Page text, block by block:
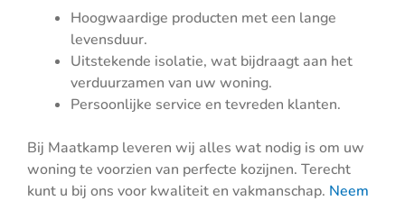
Hoogwaardige producten met een lange
levensduur.
Uitstekende isolatie, wat bijdraagt aan het
verduurzamen van uw woning.
Persoonlijke service en tevreden klanten.
Bij Maatkamp leveren wij alles wat nodig is om uw
woning te voorzien van perfecte kozijnen. Terecht
kunt u bij ons voor kwaliteit en vakmanschap. Neem